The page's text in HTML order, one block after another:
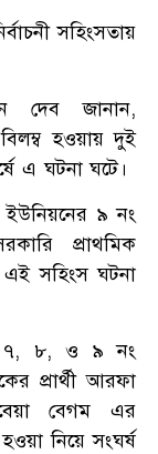
সহিংসতায়
দেব জানান,
হওয়ায় দুই
এ ঘটনা ঘটে।
৯ নং
প্রাথমিক
এই সহিংস ঘটনা
৭, ৮, ও ৯ নং
প্রার্থী আরফা
বেগম এর
নিয়ে সংঘর্ষ